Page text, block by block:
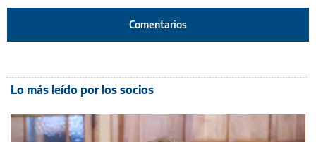
Comentarios
Lo más leído por los socios